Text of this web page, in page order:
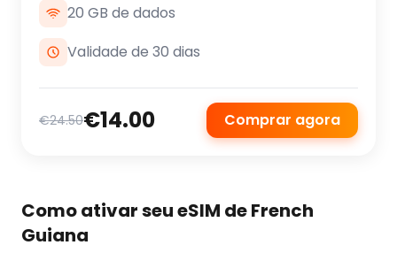
20 GB de dados
Validade de 30 dias
€24.50€14.00 Comprar agora
Como ativar seu eSIM de French
Guiana